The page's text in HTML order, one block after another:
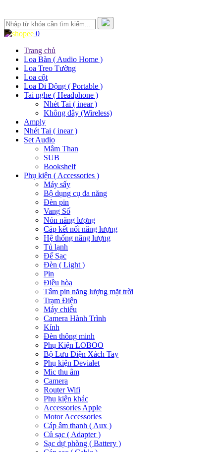
0
Trang chủ
Loa Bàn ( Audio Home )
Loa Treo Tường
Loa cột
Loa Di Động ( Portable )
Tai nghe ( Headphone )
Nhét Tai ( inear )
Không dây (Wireless)
Amply
Nhét Tai ( inear )
Set Audio
Mâm Than
SUB
Bookshelf
Phụ kiện ( Accessories )
Máy sấy
Bộ dụng cụ đa năng
Đèn pin
Vang Số
Nón năng lượng
Cáp kết nối năng lượng
Hệ thống năng lượng
Tủ lạnh
Đế Sạc
Đèn ( Light )
Pin
Điều hòa
Tấm pin năng lượng mặt trời
Trạm Điện
Máy chiếu
Camera Hành Trình
Kính
Đèn thông minh
Phụ Kiện LOBOO
Bộ Lưu Điện Xách Tay
Phụ kiện Devialet
Mic thu âm
Camera
Router Wifi
Phụ kiện khác
Accessories Apple
Motor Accessories
Cáp âm thanh ( Aux )
Củ sạc ( Adapter )
Sạc dự phòng ( Battery )